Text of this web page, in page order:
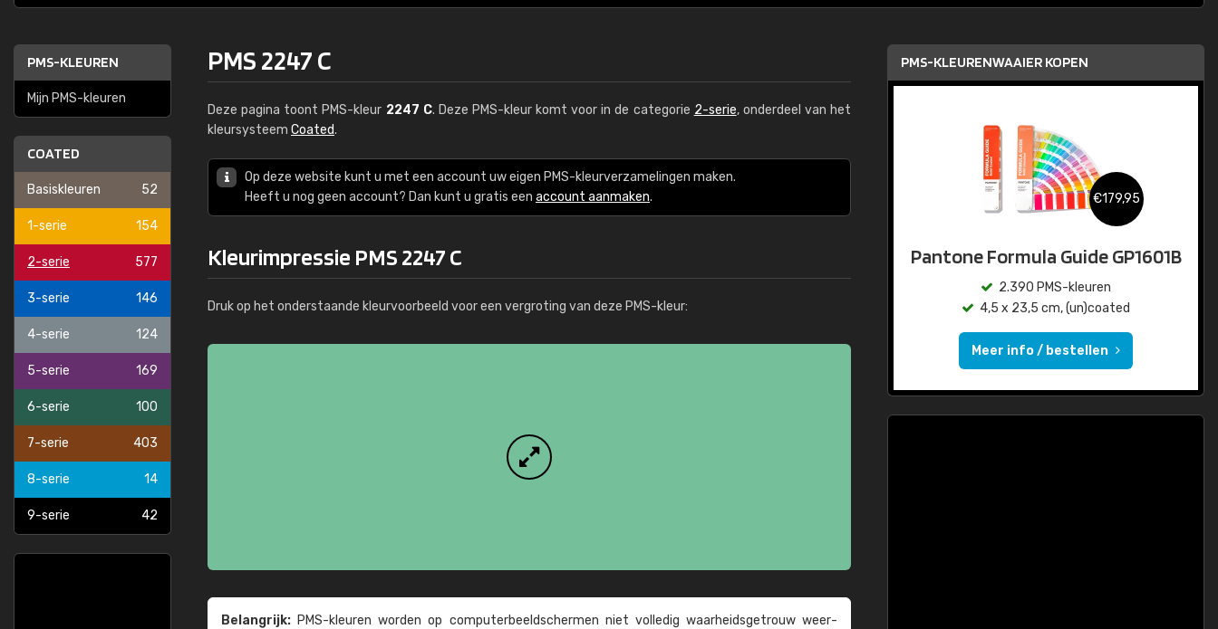
PMS-KLEUREN
Mijn PMS-kleuren
COATED
Basiskleuren 52
1-serie 154
2-serie 577
3-serie 146
4-serie 124
5-serie 169
6-serie 100
7-serie 403
8-serie 14
9-serie 42
PMS 2247 C
Deze pagina toont PMS-kleur 2247 C. Deze PMS-kleur komt voor in de categorie 2-serie, onderdeel van het
kleursysteem Coated.
Op deze website kunt u met een account uw eigen PMS-kleurverzamelingen maken.
Heeft u nog geen account? Dan kunt u gratis een account aanmaken.
Kleurimpressie PMS 2247 C
Druk op het onderstaande kleurvoorbeeld voor een vergroting van deze PMS-kleur:
Belangrijk: PMS-kleuren worden op computer­beeld­schermen niet volledig waarheids­­getrouw weer­
PMS-KLEURENWAAIER KOPEN
€179,95
Pantone Formula Guide GP1601B
2.390 PMS-kleuren
4,5 x 23,5 cm, (un)coated
Meer info / bestellen